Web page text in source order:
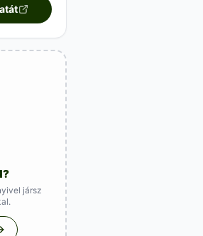
jársz